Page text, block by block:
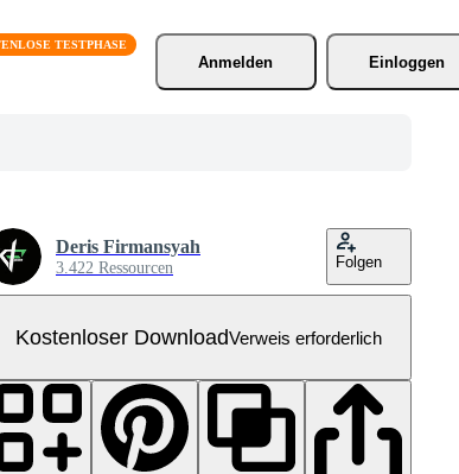
Anmelden
Einloggen
Deris Firmansyah
3.422 Ressourcen Folgen
Kostenloser DownloadVerweis erforderlich